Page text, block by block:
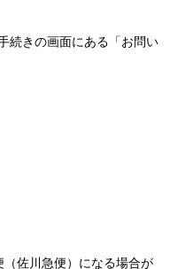
続きの画面にある「お問い
佐川急便）になる場合が